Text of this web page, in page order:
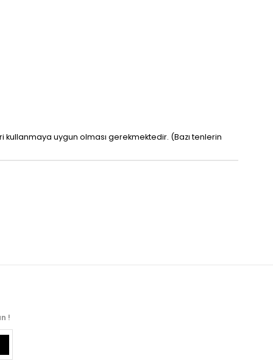
uygun olması gerekmektedir. (Bazı tenlerin
!